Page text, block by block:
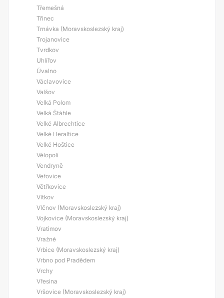
Třemešná
Třinec
Trnávka (Moravskoslezský kraj)
Trojanovice
Tvrdkov
Uhlířov
Úvalno
Václavovice
Valšov
Velká Polom
Velká Štáhle
Velké Albrechtice
Velké Heraltice
Velké Hoštice
Vělopolí
Vendryně
Veřovice
Větřkovice
Vítkov
Vlčnov (Moravskoslezský kraj)
Vojkovice (Moravskoslezský kraj)
Vratimov
Vražné
Vrbice (Moravskoslezský kraj)
Vrbno pod Pradědem
Vrchy
Vřesina
Vršovice (Moravskoslezský kraj)